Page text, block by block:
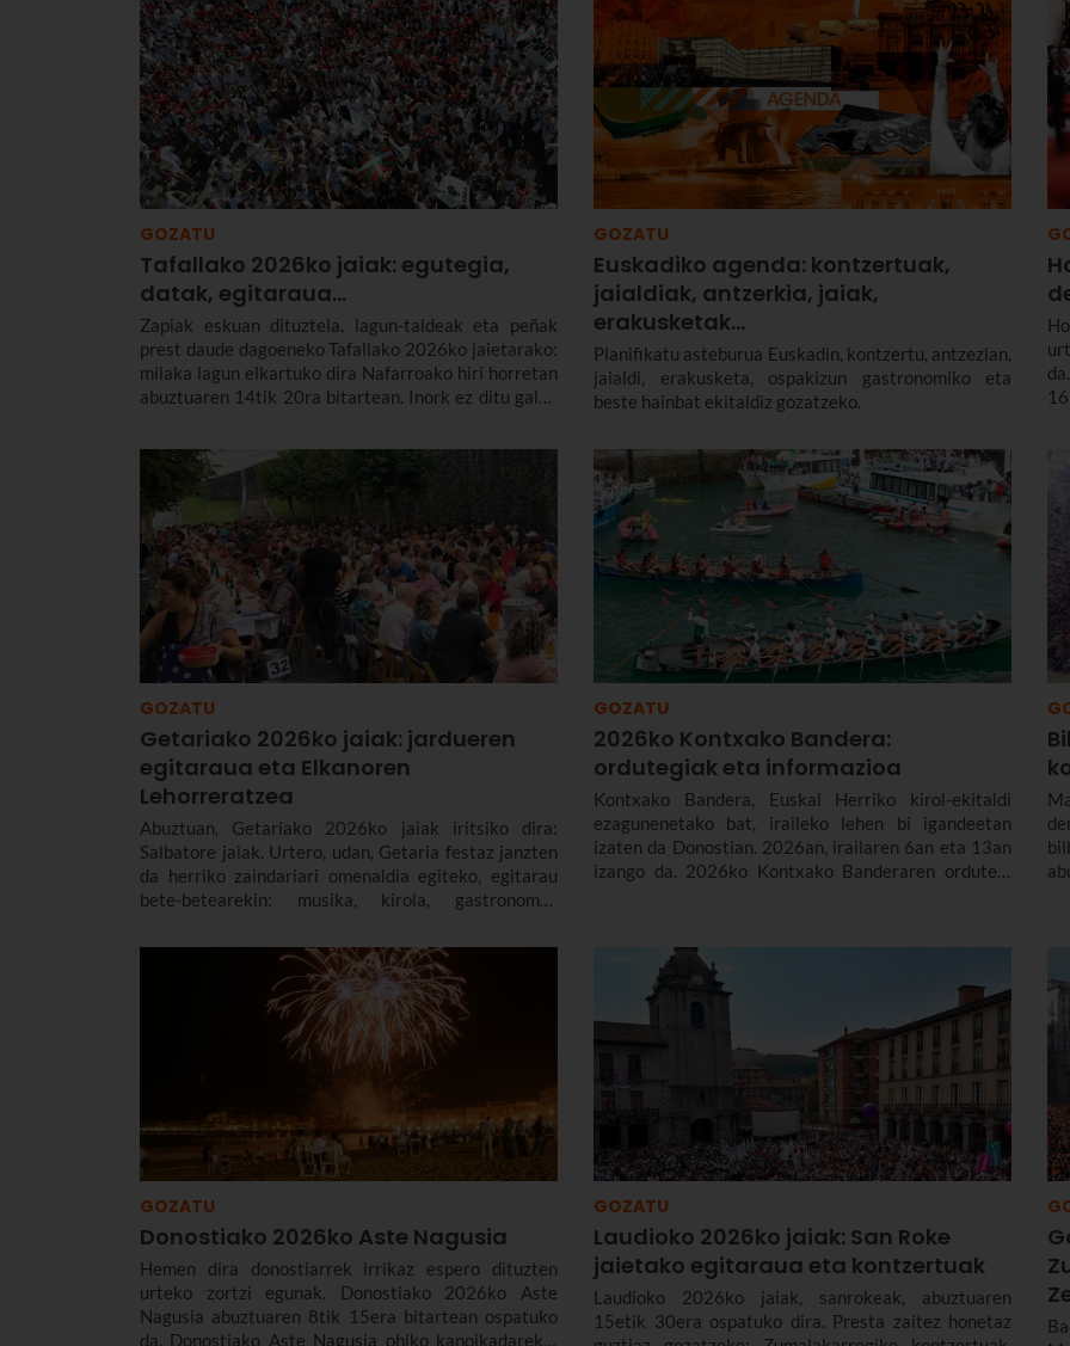
GOZATU
Tafallako 2026ko jaiak: egutegia,
datak, egitaraua...
Zapiak eskuan dituztela, lagun-taldeak eta peñak
prest daude dagoeneko Tafallako 2026ko jaietarako:
milaka lagun elkartuko dira Nafarroako hiri horretan
abuztuaren 14tik 20ra bitartean. Inork ez ditu galdu
errondak, entzierroak edo hainbeste esperotako
Salbeko igoera.
GOZATU
Euskadiko agenda: kontzertuak,
jaialdiak, antzerkia, jaiak,
erakusketak…
Planifikatu asteburua Euskadin, kontzertu, antzezlan,
jaialdi, erakusketa, ospakizun gastronomiko eta
beste hainbat ekitaldiz gozatzeko.
GOZATU
Getariako 2026ko jaiak: jardueren
egitaraua eta Elkanoren
Lehorreratzea
Abuztuan, Getariako 2026ko jaiak iritsiko dira:
Salbatore jaiak. Urtero, udan, Getaria festaz janzten
da herriko zaindariari omenaldia egiteko, egitarau
bete-betearekin: musika, kirola, gastronomia,
Lehorreratze ikusgarria (aurten, abuztuaren 7an
GOZATU
2026ko Kontxako Bandera:
ordutegiak eta informazioa
Kontxako Bandera, Euskal Herriko kirol-ekitaldi
ezagunenetako bat, iraileko lehen bi igandeetan
izaten da Donostian. 2026an, irailaren 6an eta 13an
izango da. 2026ko Kontxako Banderaren ordutegi
bandera garrantzitsuena zeinek irabazi duten ere.
GOZATU
Donostiako 2026ko Aste Nagusia
Hemen dira donostiarrek irrikaz espero dituzten
urteko zortzi egunak. Donostiako 2026ko Aste
Nagusia abuztuaren 8tik 15era bitartean ospatuko
da. Donostiako Aste Nagusia ohiko kanoikadarekin
GOZATU
Laudioko 2026ko jaiak: San Roke
jaietako egitaraua eta kontzertuak
Laudioko 2026ko jaiak, sanrokeak, abuztuaren
15etik 30era ospatuko dira. Presta zaitez honetaz